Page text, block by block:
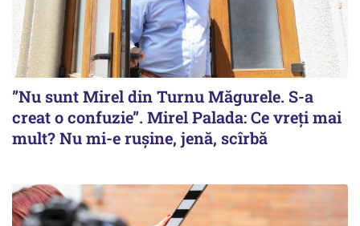
”Nu sunt Mirel din Turnu Măgurele. S-a
creat o confuzie”. Mirel Palada: Ce vreți mai
mult? Nu mi-e rușine, jenă, scîrbă